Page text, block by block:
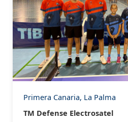
Primera Canaria, La Palma
TM Defense Electrosatel